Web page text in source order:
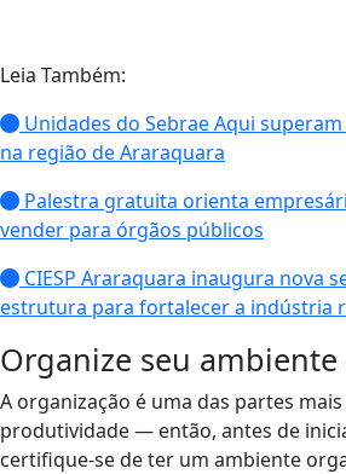
Leia Também:
Unidades do Sebrae Aqui
na região de Araraquara
Palestra gratuita orienta
vender para órgãos públicos
CIESP Araraquara inaugura nova
estrutura para fortalecer a indústria
Organize seu
A organização é uma das partes
produtividade — então, antes de
certifique-se de ter um ambiente